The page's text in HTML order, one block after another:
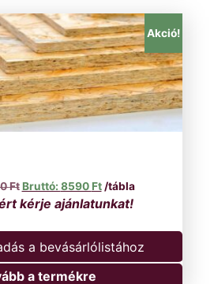
Akció!
Ft Original price was: 8990 Ft.
8590 FtCurrent price is:
/tábla
a bevásárlólistához
a termékre